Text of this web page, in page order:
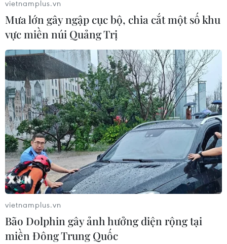
Chặn nguồn cơn sốt đất ảo: Cần sửa Luật,
giao trách nhiệm cho cấp tỉnh
24/05/2022 02:20
Nhiều ý kiến chuyên gia cho rằng đã đến lúc cần xem
xét đưa việc phân lô, bán nền đất nông nghiệp, lâm
nghiệp vào Luật Đất đai (sửa đổi), để có cơ sở pháp lý
vững chắc, quản lý đất đai tốt hơn.
vietnamplus.vn
Mưa lớn gây ngập cục bộ, chia cắt một số khu
vực miền núi Quảng Trị
vietnamplus.vn
Bão Dolphin gây ảnh hưởng diện rộng tại
miền Đông Trung Quốc